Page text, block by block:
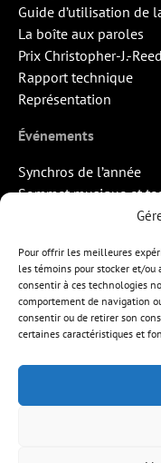
Pour offrir les meilleures
les témoins pour stocker et/ou
consentir à ces technologies
comportement de navigation
consentir ou de retirer son
certaines caractéristiques et
Guide d’utilisation de
La boîte aux paroles
Prix Christopher-J.-Reed
Rapport technique
Représentation
Événements
Synchros de l’année
Sommet musique et
Quand la musique
Missions d’export
Contact
L’ÉDITION